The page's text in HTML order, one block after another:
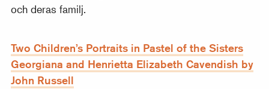
och deras familj.
Two Children’s Portraits in Pastel of the Sisters
Georgiana and Henrietta Elizabeth Cavendish by
John Russell